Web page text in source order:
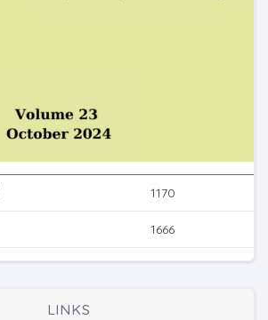
1170
1666
LINKS